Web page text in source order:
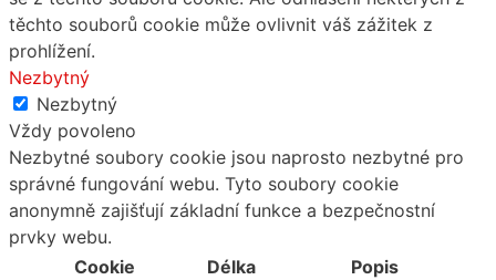
těchto souborů cookie může ovlivnit váš zážitek z
prohlížení.
Nezbytný
Nezbytný
Vždy povoleno
Nezbytné soubory cookie jsou naprosto nezbytné pro
správné fungování webu. Tyto soubory cookie
anonymně zajišťují základní funkce a bezpečnostní
prvky webu.
Cookie
Délka Popis